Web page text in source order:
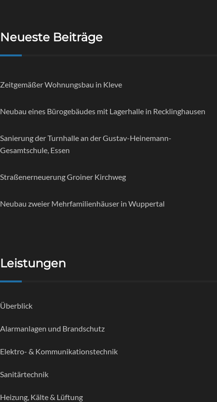
Neueste Beiträge
Zeitgemäßer Wohnungsbau in Kleve
Neubau eines Bürogebäudes mit Lagerhalle in Recklinghausen
Sanierung der Turnhalle an der Gustav-Heinemann-
Gesamtschule, Essen
Straßenerneuerung Groiner Kirchweg
Neubau zweier Mehrfamilienhäuser in Wuppertal
Leistungen
Überblick
Alarmanlagen und Brandschutz
Elektro- & Kommunikationstechnik
Sanitärtechnik
Heizung, Kälte & Lüftung